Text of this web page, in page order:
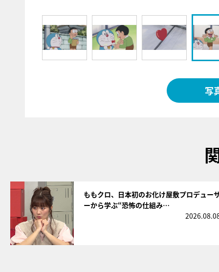
写
ももクロ、日本初のお化け屋敷プロデュー
ーから学ぶ“恐怖の仕組み…